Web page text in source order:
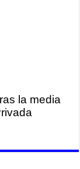
la media